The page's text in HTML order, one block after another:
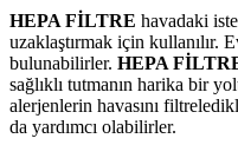
HEPA FİLTRE havadaki
uzaklaştırmak için kullanılır.
bulunabilirler. HEPA
sağlıklı tutmanın harika bir
alerjenlerin havasını
da yardımcı olabilirler.